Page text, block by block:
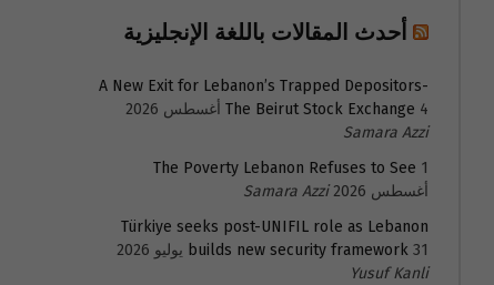
أحدث المقالات باللغة الإنجليزية
A New Exit for Lebanon’s Trapped Depositors-
The Beirut Stock Exchange 4 أغسطس 2026
Samara Azzi
The Poverty Lebanon Refuses to See 1
أغسطس 2026
Samara Azzi
Türkiye seeks post-UNIFIL role as Lebanon
builds new security framework 31 يوليو 2026
Yusuf Kanli